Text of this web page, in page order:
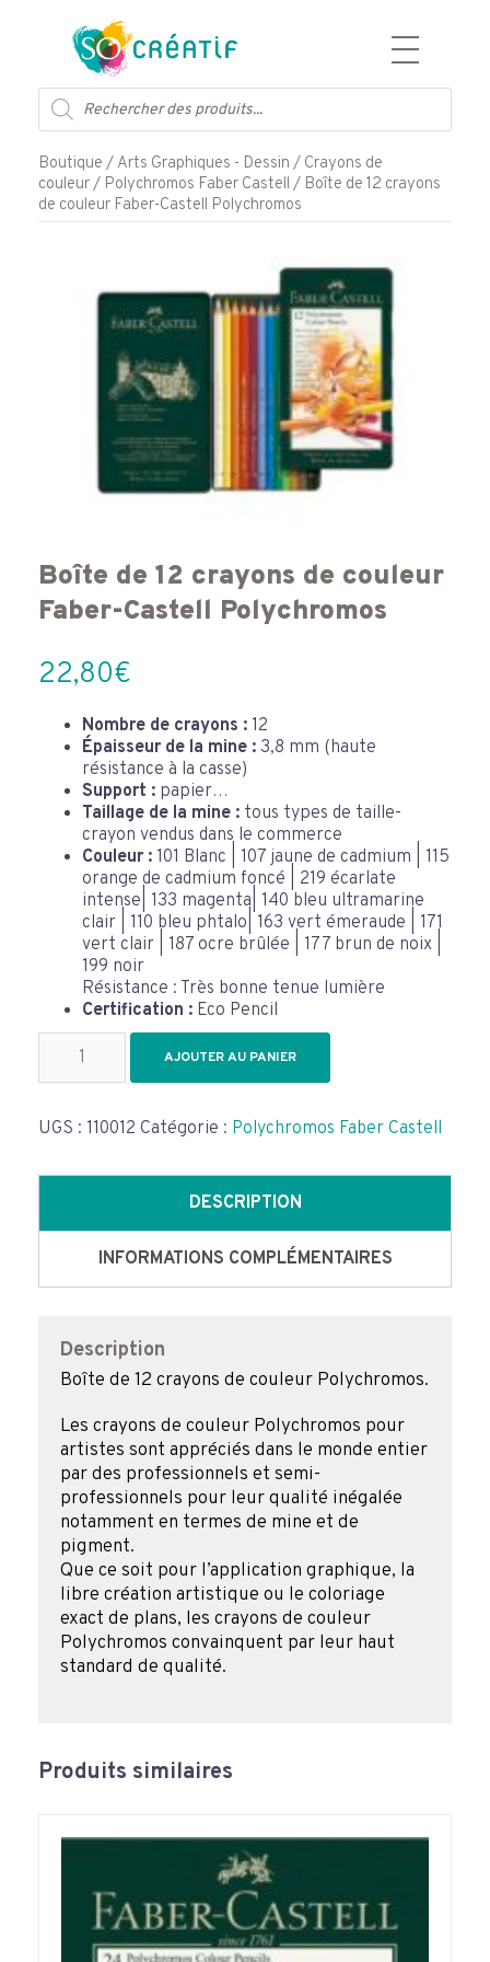
contenu
Boutique / Arts Graphiques - Dessin / Crayons de
couleur/ Polychromos Faber Castell / Boîte de 12 crayons
de couleur Faber-Castell Polychromos
Recherche
de
produits
Boîte de 12 crayons de couleur
Faber-Castell Polychromos
22,80€
Nombre de crayons : 12
Épaisseur de la mine : 3,8 mm (haute
résistance à la casse)
Support : papier…
Taillage de la mine : tous types de taille-
crayon vendus dans le commerce
Couleur : 101 Blanc | 107 jaune de cadmium | 115
orange de cadmium foncé | 219 écarlate
intense| 133 magenta| 140 bleu ultramarine
clair | 110 bleu phtalo| 163 vert émeraude | 171
vert clair | 187 ocre brûlée | 177 brun de noix |
199 noir
Résistance : Très bonne tenue lumière
Certification : Eco Pencil
Boîte
12
de
Castell
Polychromos
AJOUTER AU PANIER
UGS : 110012 Catégorie : Polychromos Faber Castell
DESCRIPTION
INFORMATIONS COMPLÉMENTAIRES
Description
Boîte de 12 crayons de couleur Polychromos.
Les crayons de couleur Polychromos pour
artistes sont appréciés dans le monde entier
par des professionnels et semi-
professionnels pour leur qualité inégalée
notamment en termes de mine et de
pigment.
Que ce soit pour l’application graphique, la
libre création artistique ou le coloriage
exact de plans, les crayons de couleur
Polychromos convainquent par leur haut
standard de qualité.
Produits similaires